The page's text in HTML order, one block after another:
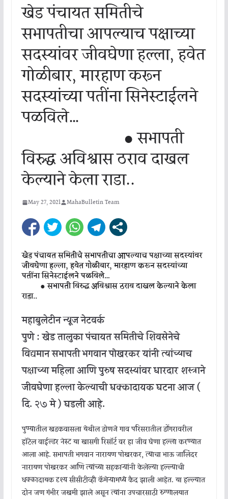
खेड पंचायत समितीचे
सभापतीचा आपल्याच पक्षाच्या
सदस्यांवर जीवघेणा हल्ला, हवेत
गोळीबार, मारहाण करून
सदस्यांच्या पतींना सिनेस्टाईलने
पळविले…
● सभापती
विरुद्ध अविश्वास ठराव दाखल
केल्याने केला राडा..
May 27, 2021 MahaBulletin Team
खेड पंचायत समितीचे सभापतीचा आपल्याच पक्षाच्या सदस्यांवर
जीवघेणा हल्ला, हवेत गोळीबार, मारहाण करून सदस्यांच्या
पतींना सिनेस्टाईलने पळविले…
● सभापती विरुद्ध अविश्वास ठराव दाखल केल्याने केला
राडा..
महाबुलेटीन न्यूज नेटवर्क
पुणे : खेड तालुका पंचायत समितीचे शिवसेनेचे
विद्यमान सभापती भगवान पोखरकर यांनी त्यांच्याच
पक्षाच्या महिला आणि पुरुष सदस्यांवर धारदार शस्त्राने
जीवघेणा हल्ला केल्याची धक्कादायक घटना आज (
दि. २७ मे ) घडली आहे.
पुण्यातील खडकवासला येथील डोणजे गाव परिसरातील डोंगरावरील
हॉटेल वाईल्डर नेस्ट या खासगी रिसॉर्ट वर हा जीव घेणा हल्ला करण्यात
आला आहे. सभापती भगवान नारायण पोखरकर, त्याचा भाऊ जालिंदर
नारायण पोखरकर आणि त्यांच्या सहकाऱ्यांनी केलेल्या हल्ल्याची
धक्कादायक दृश्य सीसीटीव्ही कॅमेऱ्यामध्ये कैद झाली आहेत. या हल्ल्यात
दोन जण गंभीर जखमी झाले असून त्यांना उपचारसाठी रुग्णालयात